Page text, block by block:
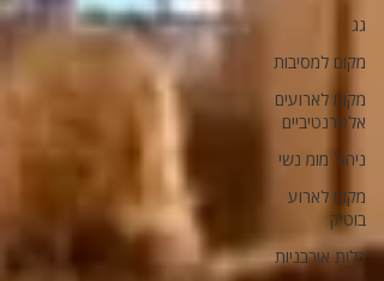
גג
מקום למסיבות
מקום לארועים
אלטרנטיביים
ניהול מומ נשי
מקום לארוע
בוטיק
כלות אורבניות